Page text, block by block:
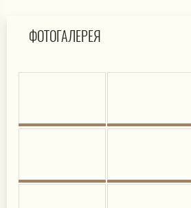
ФОТОГАЛЕРЕЯ